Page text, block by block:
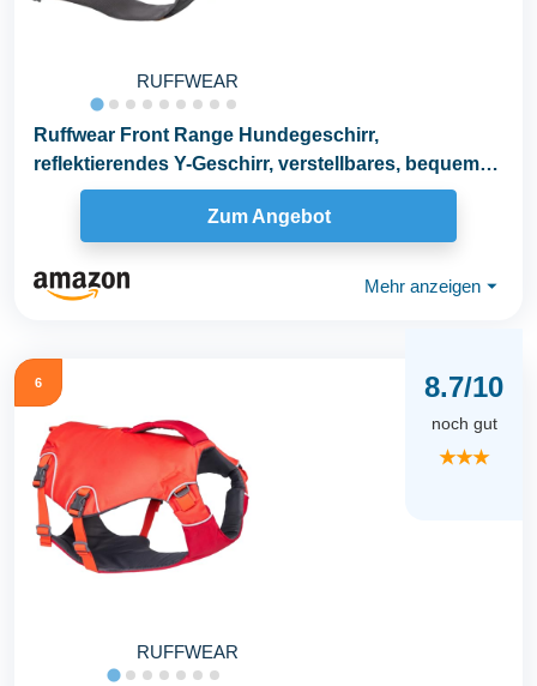
RUFFWEAR
Ruffwear Front Range Hundegeschirr,
reflektierendes Y-Geschirr, verstellbares, bequem
gepolstertes...
Zum Angebot
Mehr anzeigen ⏷
6
RUFFWEAR
8.7/10
noch gut
★★★